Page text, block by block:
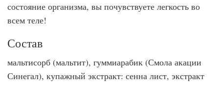
состояние организма, вы почувствуете легкость во
всем теле!
Состав
мальтисорб (мальтит), гуммиарабик (Смола акации
Синегал), купажный экстракт: сенна лист, экстракт